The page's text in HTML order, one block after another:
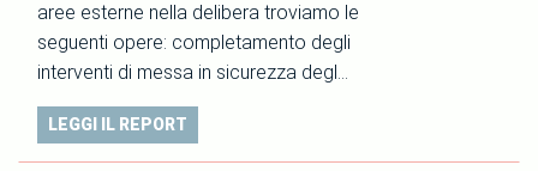
aree esterne nella delibera troviamo le
seguenti opere: completamento degli
interventi di messa in sicurezza degl…
LEGGI IL REPORT